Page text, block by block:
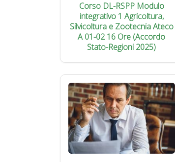
Corso DL-RSPP Modulo
integrativo 1 Agricoltura,
Silvicoltura e Zootecnia Ateco
A 01-02 16 Ore (Accordo
Stato-Regioni 2025)